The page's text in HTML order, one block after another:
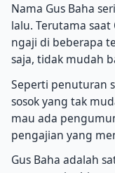
Nama Gus Baha
lalu. Terutama
ngaji di beberapa
saja, tidak mudah
Seperti penuturan
sosok yang tak
mau ada
pengajian yang
Gus Baha adalah